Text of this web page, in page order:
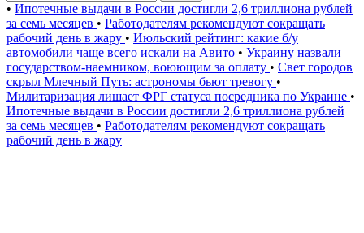
• Ипотечные выдачи в России достигли 2,6 триллиона рублей
за семь месяцев • Работодателям рекомендуют сокращать
рабочий день в жару • Июльский рейтинг: какие б/у
автомобили чаще всего искали на Авито • Украину назвали
государством-наемником, воюющим за оплату • Свет городов
скрыл Млечный Путь: астрономы бьют тревогу •
Милитаризация лишает ФРГ статуса посредника по Украине •
Ипотечные выдачи в России достигли 2,6 триллиона рублей
за семь месяцев • Работодателям рекомендуют сокращать
рабочий день в жару